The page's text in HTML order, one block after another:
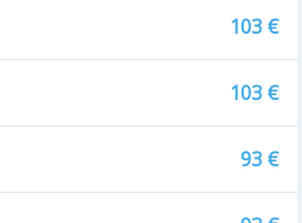
103 €
103 €
93 €